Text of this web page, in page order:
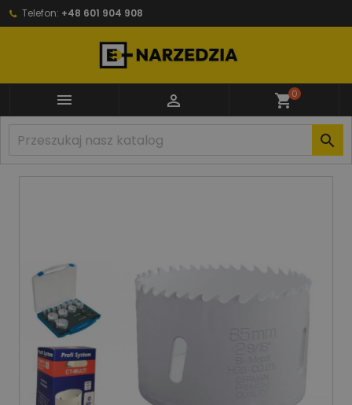
Telefon: +48 601 904 908
  shopping_cart0
